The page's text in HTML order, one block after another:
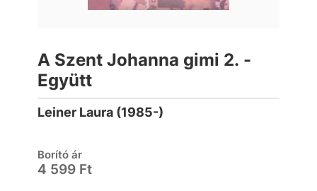
A Szent Johanna gimi 2. -
Együtt
Leiner Laura (1985-)
Borító ár
4 599 Ft